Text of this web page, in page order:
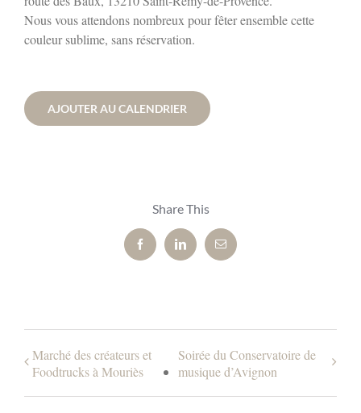
Nous vous attendons nombreux pour fêter ensemble cette
couleur sublime, sans réservation.
AJOUTER AU CALENDRIER
Share This
FacebookLinkedInEmail
Marché des créateurs et
Foodtrucks à Mouriès
Soirée du Conservatoire de
musique d’Avignon